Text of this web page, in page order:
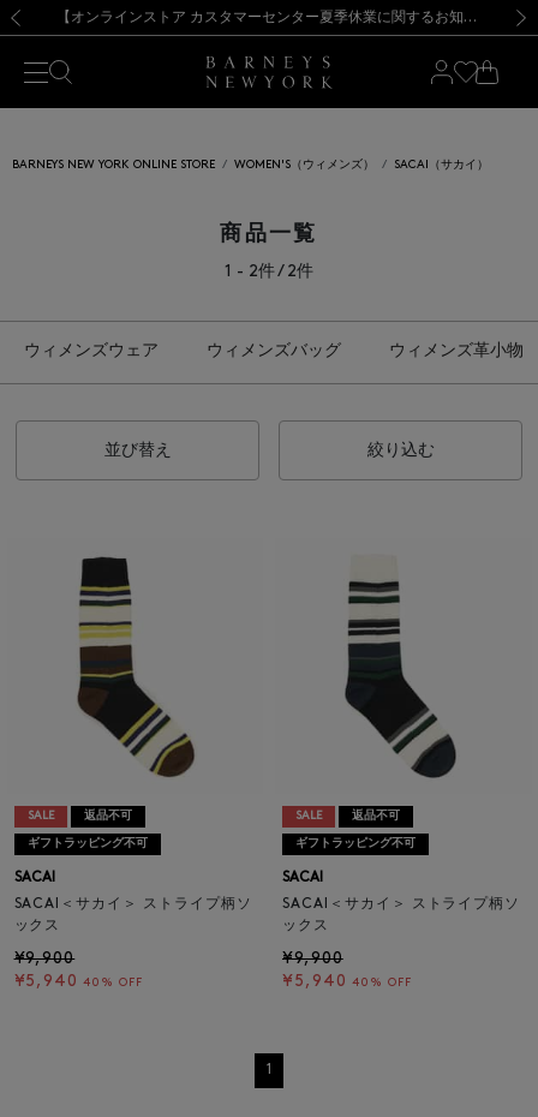
新規登録のお客様も対象！＜MY BARNEYS＞会員のお客様は11,000円（税込）以上のお買上げで常時送料無料！お買い物の際は会員登録を！
【夏季休業に伴う出荷一時停止のお知らせ】(2026.8.7) 【オンラインストア カスタマーセンター夏季休業に関するお知らせ】（2026.8.7）
【夏季休業に伴う返品・交換承り一時停止のお知らせ】（2026.8.5）
熊本県を中心とした地震の影響によるお荷物のお届けについて
【開催中】SUMMER SALEのご案内・ご注意事項 新規登録のお客様も対象！＜MY BARNEYS＞会員のお客様は11,000円（税込）以上のお買上げで常時送料無料！お買い物の際は会員登録を！
【夏季休業に伴う出荷一時停止のお知らせ】(2026.8.7)
BARNEYS NEW YORK ONLINE STORE WOMEN'S（ウィメンズ） SACAI（サカイ）
商品一覧
1 - 2件 / 2件
ウィメンズウェア ウィメンズバッグ ウィメンズ革小物
並び替え 絞り込む
SALE 返品不可
ギフトラッピング不可
SACAI
SACAI＜サカイ＞ ストライプ柄ソ
ックス
¥9,900
¥5,940 40% OFF
SALE 返品不可
ギフトラッピング不可
SACAI
SACAI＜サカイ＞ ストライプ柄ソ
ックス
¥9,900
¥5,940 40% OFF
1